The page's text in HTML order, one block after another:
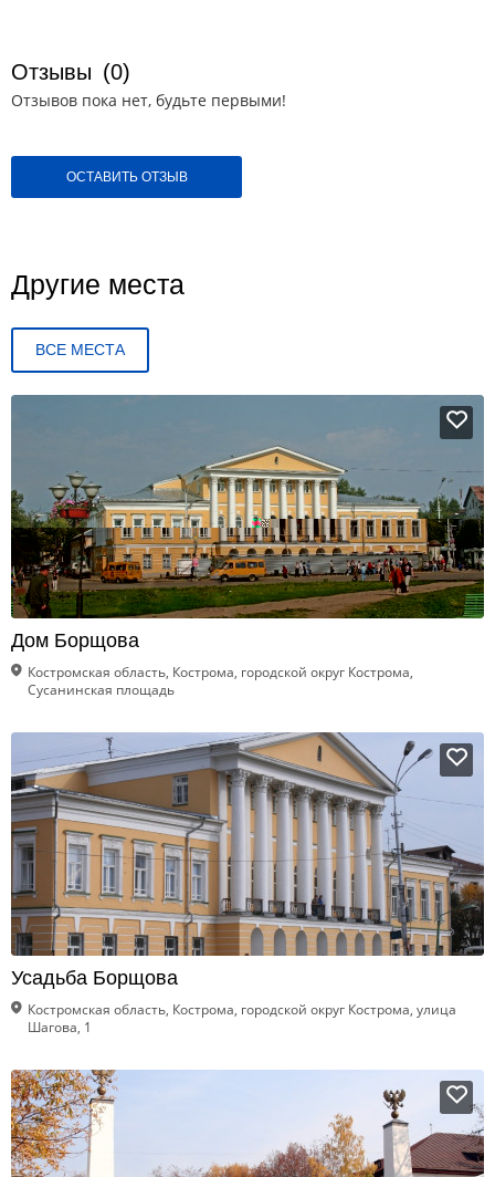
Отзывы (0)
Отзывов пока нет, будьте первыми!
ОСТАВИТЬ ОТЗЫВ
Другие места
ВСЕ МЕСТА
Дом Борщова
Костромская область, Кострома, городской округ Кострома,
Сусанинская площадь
Усадьба Борщова
Костромская область, Кострома, городской округ Кострома, улица
Шагова, 1